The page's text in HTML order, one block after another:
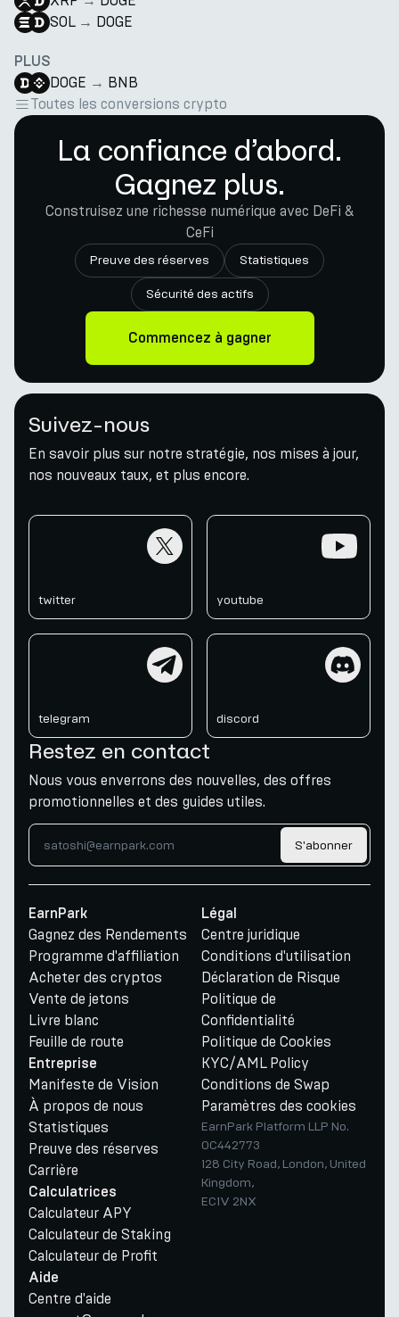
SOL → DOGE
PLUS
DOGE → BNB
Toutes les conversions crypto
La confiance d’abord.
Gagnez plus.
Construisez une richesse numérique avec DeFi &
CeFi
Preuve des réserves Statistiques
Sécurité des actifs
Commencez à gagner
Suivez-nous
En savoir plus sur notre stratégie, nos mises à jour,
nos nouveaux taux, et plus encore.
twitter youtube
telegram discord
Restez en contact
Nous vous enverrons des nouvelles, des offres
promotionnelles et des guides utiles.
S'abonner
EarnPark
Gagnez des Rendements
Programme d'affiliation
Acheter des cryptos
Vente de jetons
Livre blanc
Feuille de route
Entreprise
Manifeste de Vision
À propos de nous
Statistiques
Preuve des réserves
Carrière
Calculatrices
Calculateur APY
Calculateur de Staking
Calculateur de Profit
Aide
Centre d'aide
Légal
Centre juridique
Conditions d'utilisation
Déclaration de Risque
Politique de
Confidentialité
Politique de Cookies
KYC/AML Policy
Conditions de Swap
Paramètres des cookies
EarnPark Platform LLP No.
OC442773
128 City Road, London, United
Kingdom,
EC1V 2NX